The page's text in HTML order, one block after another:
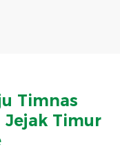
Timnas
Jejak Timur